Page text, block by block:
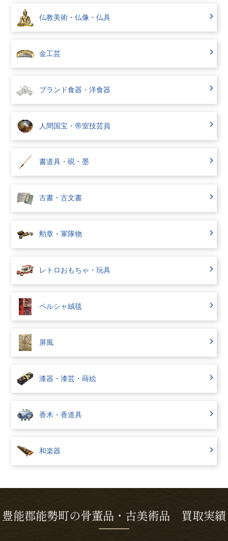
仏教美術・仏像・仏具
金工芸
ブランド食器・洋食器
人間国宝・帝室技芸員
書道具・硯・墨
古書・古文書
勲章・軍隊物
レトロおもちゃ・玩具
ペルシャ絨毯
屏風
漆器・漆芸・蒔絵
香木・香道具
和楽器
豊能郡能勢町の骨董品・古美術品 買取実績